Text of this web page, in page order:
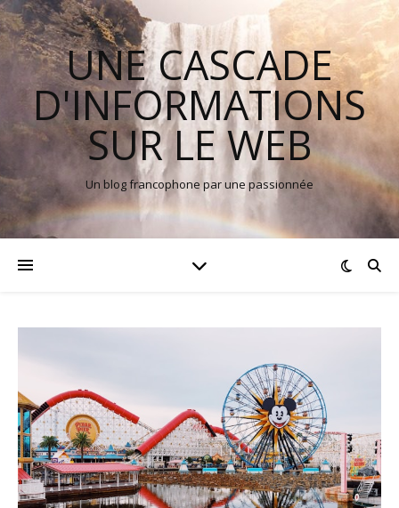
UNE CASCADE
D'INFORMATIONS
SUR LE WEB
Un blog francophone par une passionnée